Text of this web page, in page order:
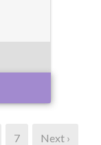
7 Next ›